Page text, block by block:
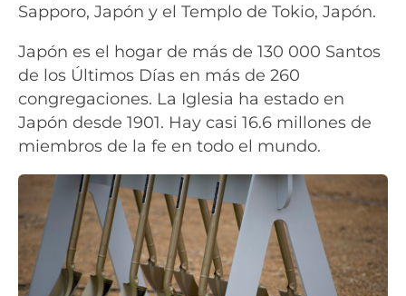
Sapporo, Japón y el Templo de Tokio, Japón.
Japón es el hogar de más de 130 000 Santos
de los Últimos Días en más de 260
congregaciones. La Iglesia ha estado en
Japón desde 1901. Hay casi 16.6 millones de
miembros de la fe en todo el mundo.